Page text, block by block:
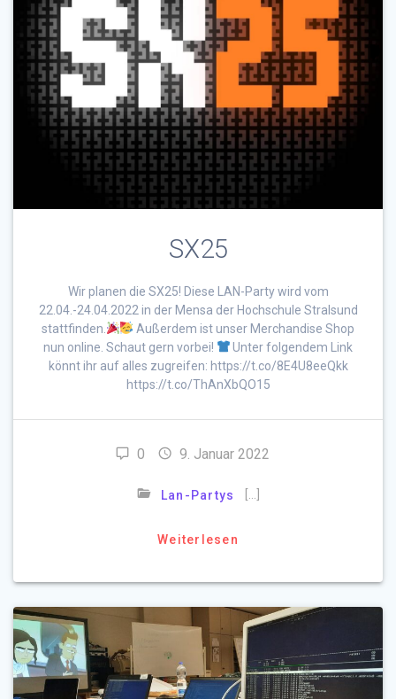
SX25
Wir planen die SX25! Diese LAN-Party wird vom
22.04.-24.04.2022 in der Mensa der Hochschule Stralsund
stattfinden.
Außerdem ist unser Merchandise Shop
nun online. Schaut gern vorbei!
Unter folgendem Link
könnt ihr auf alles zugreifen: https://t.co/8E4U8eeQkk
https://t.co/ThAnXbQO15
0 9. Januar 2022
Lan-Partys […]
Weiterlesen